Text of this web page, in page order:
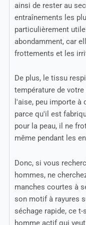
ainsi de rester au
entraînements les
particulièrement
abondamment, car
frottements et les
De plus, le tissu
température de
l'aise, peu importe à
parce qu'il est
pour la peau, il ne
même pendant les
Donc, si vous
hommes, ne
manches courtes à
son motif à rayures
séchage rapide, ce
homme actif qui